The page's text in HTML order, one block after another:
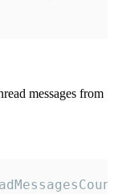
messages from